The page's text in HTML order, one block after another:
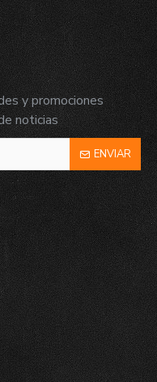
y promociones
noticias
ENVIAR